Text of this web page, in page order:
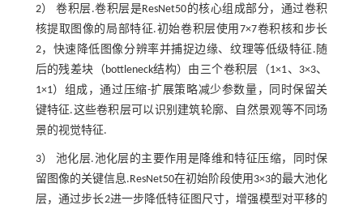
2） 卷积层.卷积层是ResNet50的核心组成部分，通过卷积
核提取图像的局部特征.初始卷积层使用7×7卷积核和步长
2，快速降低图像分辨率并捕捉边缘、纹理等低级特征.随
后的残差块（bottleneck结构）由三个卷积层（1×1、3×3、
1×1）组成，通过压缩-扩展策略减少参数量，同时保留关
键特征.这些卷积层可以识别建筑轮廓、自然景观等不同场
景的视觉特征.
3） 池化层.池化层的主要作用是降维和特征压缩，同时保
留图像的关键信息.ResNet50在初始阶段使用3×3的最大池化
层，通过步长2进一步降低特征图尺寸，增强模型对平移的